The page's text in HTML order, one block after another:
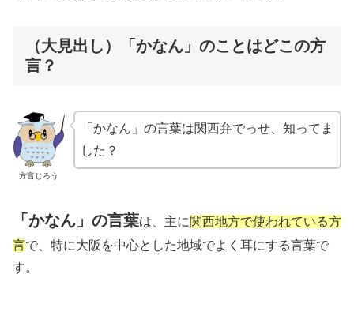
（大見出し）「かなん」のことはどこの方
言？
方言じろう
「かなん」の言葉は関西弁でっせ、知ってま
した？
「かなん」の言葉は、主に関西地方で使われている方
言で、特に大阪を中心とした地域でよく耳にする言葉で
す。